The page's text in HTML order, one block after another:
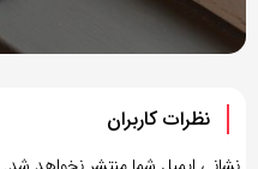
نظرات کاربران